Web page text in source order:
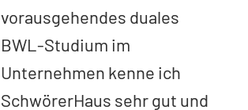
vorausgehendes duales
BWL-Studium im
Unternehmen kenne ich
SchwörerHaus sehr gut und